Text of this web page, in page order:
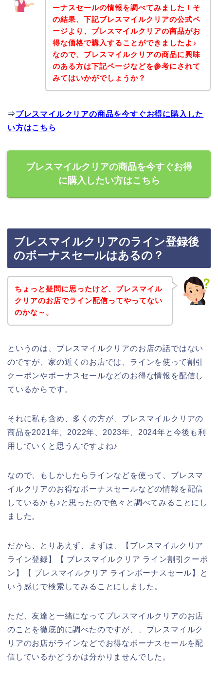
ーナスセールの情報を調べてみました！そ
の結果、下記ブレスマイルクリアの公式ペ
ージより、ブレスマイルクリアの商品がお
得な価格で購入することができましたよ♪
なので、ブレスマイルクリアの商品に興味
のある方は下記ページなどを参考にされて
みてはいかがでしょうか？
⇒ブレスマイルクリアの商品を今すぐお得に購入した
い方はこちら
ブレスマイルクリアの商品を今すぐお得
に購入したい方はこちら
ブレスマイルクリアのライン登録後
のボーナスセールはあるの？
ちょっと疑問に思ったけど、ブレスマイル
クリアのお店でライン配信ってやってない
のかな～。
というのは、ブレスマイルクリアのお店の話ではない
のですが、家の近くのお店では、ラインを使って割引
クーポンやボーナスセールなどのお得な情報を配信し
ているからです。
それに私も含め、多くの方が、ブレスマイルクリアの
商品を2021年、2022年、2023年、2024年と今後も利
用していくと思うんですよね♪
なので、もしかしたらラインなどを使って、ブレスマ
イルクリアのお得なボーナスセールなどの情報を配信
しているかも♪と思ったので色々と調べてみることにし
ました。
だから、とりあえず、まずは、【ブレスマイルクリア
ライン登録】【 ブレスマイルクリア ライン割引クーポ
ン】【 ブレスマイルクリア ラインボーナスセール】と
いう感じで検索してみることにしました。
ただ、友達と一緒になってブレスマイルクリアのお店
のことを徹底的に調べたのですが、、ブレスマイルク
リアのお店がラインなどでお得なボーナスセールを配
信しているかどうかは分かりませんでした。